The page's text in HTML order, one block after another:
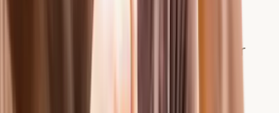
das zur Verbesserung?
inzwischen dunkle Kontaktlinsen für